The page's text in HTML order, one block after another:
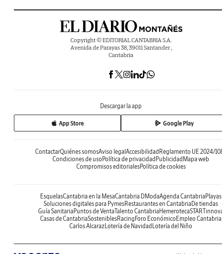
Copyright © EDITORIAL CANTABRIA S.A.
Avenida de Parayas 38, 39011 Santander ,
Cantabria
Descargar la app
App Store Google Play
ContactarQuiénes somosAviso legal Accesibilidad Reglamento UE 2024/
Condiciones de uso Política de privacidad Publicidad Mapa web
Compromisos editorialesPolítica de cookies
EsquelasCantabria en la MesaCantabria DModaAgenda Cantabria Playas
Soluciones digitales para PymesRestaurantes en Cantabria De tiendas
Guía Sanitaria Puntos de VentaTalento Cantabria Hemeroteca
Casas de CantabriaSosteniblesRacing Foro Económico Empleo Cantabria
Carlos AlcarazLotería de Navidad Lotería del Niño